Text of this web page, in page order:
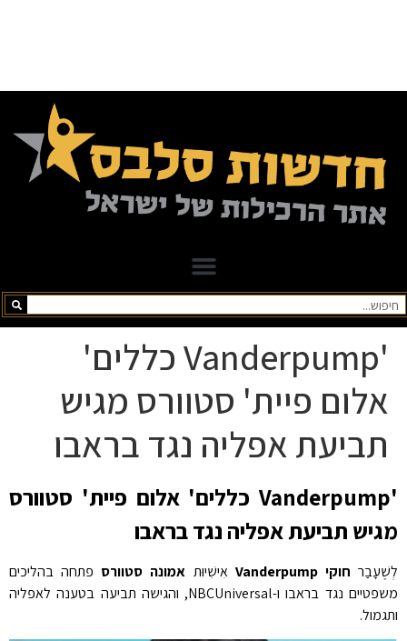
'Vanderpump כללים'
אלום פיית' סטוורס מגיש
תביעת אפליה נגד בראבו
'Vanderpump כללים' אלום פיית' סטוורס
מגיש תביעת אפליה נגד בראבו
לְשֶׁעָבַר חוקי Vanderpump אִישִׁיוּת אמונה סטוורס פתחה בהליכים
משפטיים נגד בראבו ו-NBCUniversal, והגישה תביעה בטענה לאפליה
ותגמול.